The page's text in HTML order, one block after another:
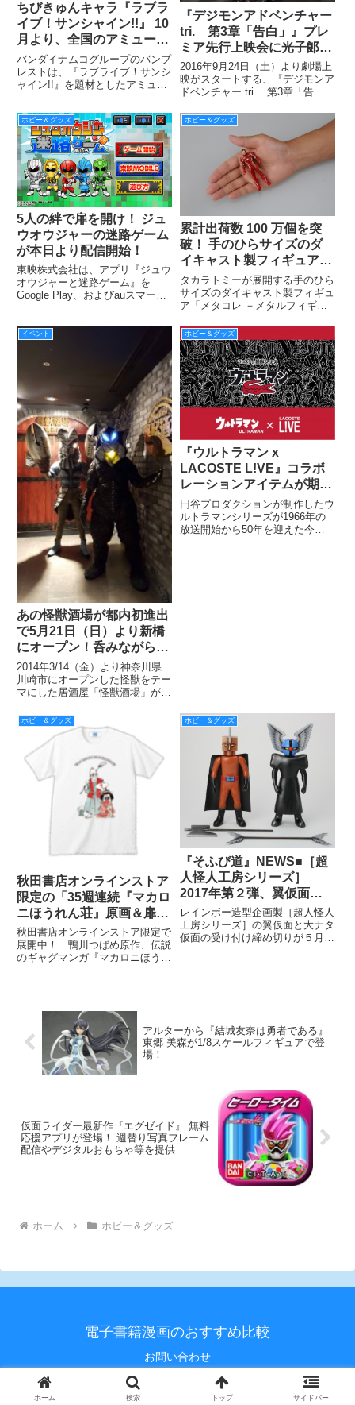
ちびきゅんキャラ『ラブラ
イブ！サンシャイン!!』 10
月より、全国のアミューズ
メント施設へ順次投入開始
バンダイナムコグループのバンプ
レストは、『ラブライブ！サンシ
ャイン!!』を題材としたアミュー
けて順次投入する。※お取り扱い
のない店舗もございます。
『デジモンアドベンチャー
tri. 第3章「告白」』プレ
ミア先行上映会に光子郞役
の田村睦心さんとタケル役
の榎木淳弥さんが登場！
2016年9月24日（土）より劇場上
映がスタートする、『デジモンア
ドベンチャー tri. 第3章「告
8月19日（金）新宿バルト9・シ
アター9にて開催されました。
ホビー＆グッズ
5人の絆で扉を開け！ ジュ
ウオウジャーの迷路ゲーム
が本日より配信開始！
東映株式会社は、アプリ『ジュウ
オウジャーと迷路ゲーム』を
Google Play、およびauスマート
ホビー＆グッズ
累計出荷数 100 万個を突
破！ 手のひらサイズのダ
イキャスト製フィギュア
『メタコレ』、6シリーズ
14種 を9月17日発売！
タカラトミーが展開する手のひら
サイズのダイキャスト製フィギュ
ア「メタコレ －メタルフィギュ
ら、「エヴァンゲリオン」「ハロ
ーキティ」「ポケットモンスタ
ー」「マーベル」など１４種を、
全国の玩具専門店、百貨店・量販
店の
イベント
あの怪獣酒場が都内初進出
で5月21日（日）より新橋
にオープン！呑みながら好
きな怪獣に思いを馳せよ
う！
2014年3/14（金）より神奈川県
川崎市にオープンした怪獣をテー
マにした居酒屋「怪獣酒場」が、
て5/21（日）よりオープンしま
す！ その名も「怪獣酒場 新橋
蒸溜所」！ 川崎市の店長はバル
タン星人ですが、今回は
ホビー＆グッズ
『ウルトラマン x
LACOSTE L!VE』コラボ
レーションアイテムが期間
限定で登場！
円谷プロダクションが制作したウ
ルトラマンシリーズが1966年の
放送開始から50年を迎えた今
ホビー＆グッズ
秋田書店オンラインストア
限定の「35週連続『マカロ
ニほうれん荘』原画＆扉絵
Tシャツ企画」より第28弾
を紹介！
秋田書店オンラインストア限定で
展開中！ 鴨川つばめ原作、伝説
のギャグマンガ『マカロニほうれ
で紹介し尽くします!! そして第
28弾は１月６日24時締め切
ホビー＆グッズ
『そふび道』NEWS■［超
人怪人工房シリーズ］
2017年第２弾、翼仮面と
大ナタ仮面の予約締め切り
迫る！
レインボー造型企画製［超人怪人
工房シリーズ］の翼仮面と大ナタ
仮面の受け付け締め切りが５月
アルターから『結城友奈は勇者である』
東郷 美森が1/8スケールフィギュアで登
場！
仮面ライダー最新作『エグゼイド』 無料
応援アプリが登場！ 週替り写真フレーム
配信やデジタルおもちゃ等を提供
ホーム ホビー＆グッズ
電子書籍漫画のおすすめ比較
お問い合わせ
© 2020 電子書籍漫画のおすすめ比較.
ホーム 検索 トップ サイドバー